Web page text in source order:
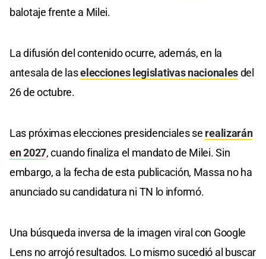
balotaje frente a Milei.
La difusión del contenido ocurre, además, en la
antesala de laselecciones legislativas nacionalesdel
26 de octubre.
Las próximas elecciones presidenciales se realizarán
en 2027, cuando finaliza el mandato de Milei. Sin
embargo, a la fecha de esta publicación, Massa no ha
anunciado su candidatura ni TN lo informó.
Una búsqueda inversa de la imagen viral con Google
Lens no arrojó resultados. Lo mismo sucedió al buscar